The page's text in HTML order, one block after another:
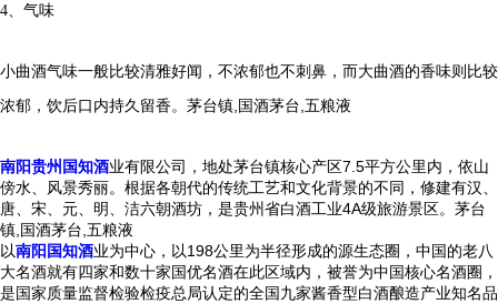
4、气味
小曲酒气味一般比较清雅好闻，不浓郁也不刺鼻，而大曲酒的香味则比较
浓郁，饮后口内持久留香。 茅台镇,国酒茅台,五粮液
南阳贵州国知酒业有限公司，地处茅台镇核心产区7.5平方公里内，依山
傍水、风景秀丽。根据各朝代的传统工艺和文化背景的不同，修建有汉、
唐、宋、元、明、洁六朝酒坊，是贵州省白酒工业4A级旅游景区。茅台
镇,国酒茅台,五粮液
以南阳国知酒业为中心，以198公里为半径形成的源生态圈，中国的老八
大名酒就有四家和数十家国优名酒在此区域内，被誉为中国核心名酒圈，
是国家质量监督检验检疫总局认定的全国九家酱香型白酒酿造产业知名品